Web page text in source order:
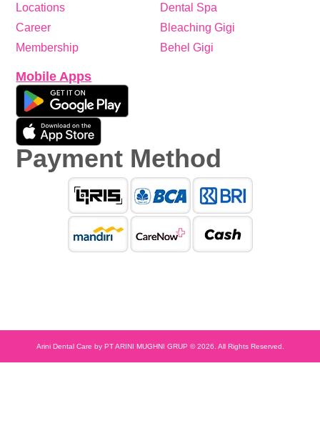
Dental Spa
Bleaching Gigi
Behel Gigi
Locations
Career
Membership
Mobile Apps
Payment Method
Arini Dental Care by PT ARINI MUGHNI GRUP © 2026. All Rights Reserved.